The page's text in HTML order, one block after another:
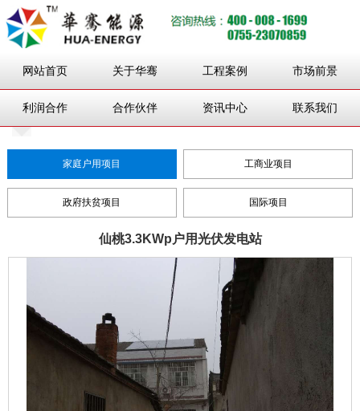
网站首页 关于华骞 工程案例 市场前景
利润合作 合作伙伴 资讯中心 联系我们
家庭户用项目 工商业项目
政府扶贫项目 国际项目
仙桃3.3KWp户用光伏发电站